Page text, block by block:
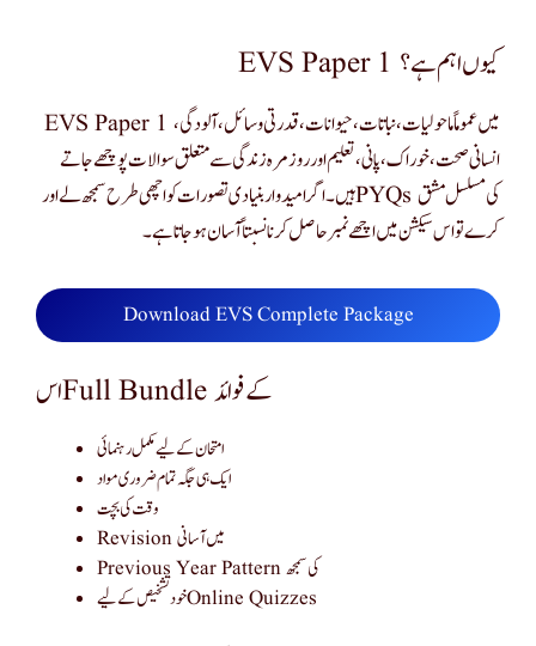
EVS Paper 1 کیوں اہم ہے؟
EVS Paper 1 میں عموماً ماحولیات، نباتات، حیوانات، قدرتی وسائل، آلودگی،
انسانی صحت، خوراک، پانی، تعلیم اور روزمرہ زندگی سے متعلق سوالات پوچھے جاتے
ہیں۔ اگر امیدوار بنیادی تصورات کو اچھی طرح سمجھ لے اور PYQs کی مسلسل مشق
کرے تو اس سیکشن میں اچھے نمبر حاصل کرنا نسبتاً آسان ہو جاتا ہے۔
Download EVS Complete Package
اس Full Bundle کے فوائد
امتحان کے لیے مکمل رہنمائی
ایک ہی جگہ تمام ضروری مواد
وقت کی بچت
Revision میں آسانی
Previous Year Pattern کی سمجھ
خود تشخیص کے لیے Online Quizzes